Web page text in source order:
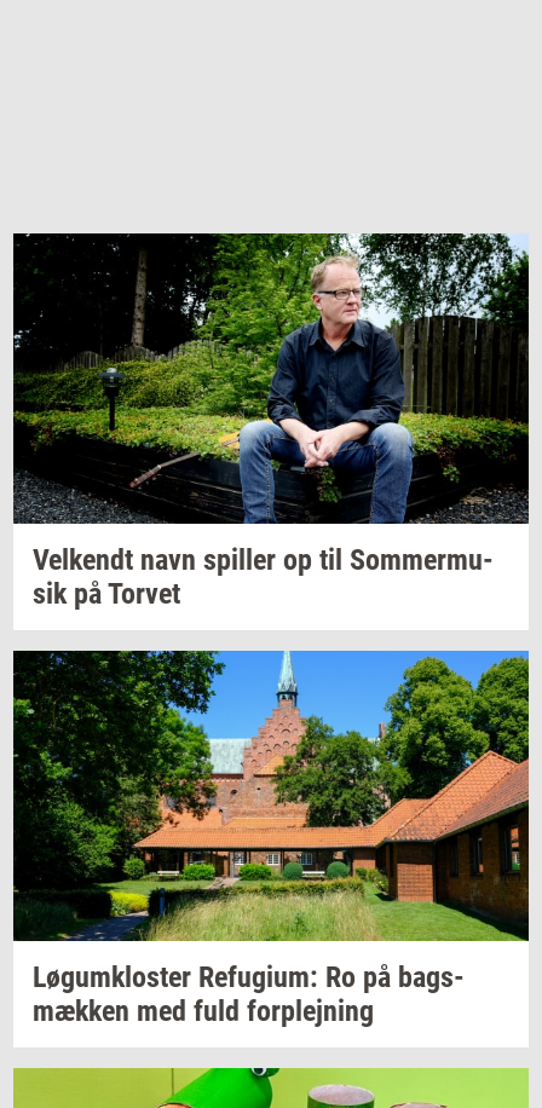
Vel­kendt navn spil­ler op til Som­mer­mu­
sikpåTor­vet
Løgum­klo­ster Re­fu­gi­um: Ro på bags­
mæk­ken med fuld for­plej­ning